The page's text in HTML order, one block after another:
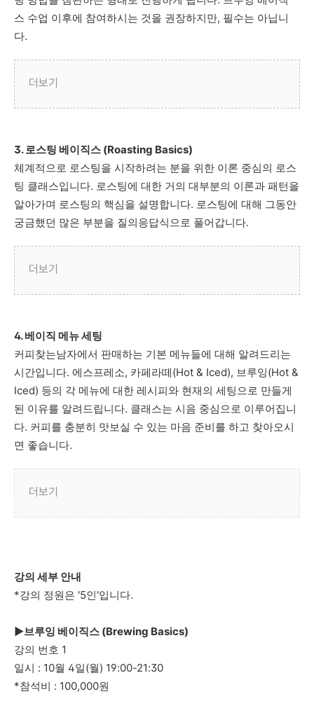
스 수업 이후에 참여하시는 것을 권장하지만, 필수는 아닙니
다.
더보기
3. 로스팅 베이직스 (Roasting Basics)
체계적으로 로스팅을 시작하려는 분을 위한 이론 중심의 로스
팅 클래스입니다. 로스팅에 대한 거의 대부분의 이론과 패턴을
알아가며 로스팅의 핵심을 설명합니다. 로스팅에 대해 그동안
궁금했던 많은 부분을 질의응답식으로 풀어갑니다.
더보기
4. 베이직 메뉴 세팅
커피찾는남자에서 판매하는 기본 메뉴들에 대해 알려드리는
시간입니다. 에스프레소, 카페라떼(Hot & Iced), 브루잉(Hot &
Iced) 등의 각 메뉴에 대한 레시피와 현재의 세팅으로 만들게
된 이유를 알려드립니다. 클래스는 시음 중심으로 이루어집니
다. 커피를 충분히 맛보실 수 있는 마음 준비를 하고 찾아오시
면 좋습니다.
더보기
강의 세부 안내
*강의 정원은 '5인'입니다.
►브루잉 베이직스 (Brewing Basics)
강의 번호 1
일시 : 10월 4일(월) 19:00-21:30
*참석비 : 100,000원